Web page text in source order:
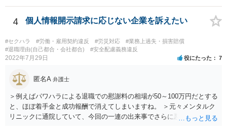
我に関しては労災保険からの給付や会社からの損害賠償が、過重労働
に関しては未払残業代の支払が受けられる可能性がある事案とお見受
けします。 請求が認められる可能性や採るべき手続を検討するには、
様々な事情のヒアリングや証拠資料の検討が必要になるため、今後の
方針の検討も含め、一度面談にて法律相談をされることをおすすめし
ます。
4 個人情報開示請求に応じない企業を訴えたい
#セクハラ #労働・雇用契約違反 #労災対応
#業務上過失・損害賠償
#退職理由(自己都合・会社都合)
#安全配慮義務違反
2022年7月29日 役にたった 7
匿名A 弁護士
＞例えばパワハラによる退職での慰謝料の相場が50～100万円だとする
と、ほぼ着手金と成功報酬で消えてしまいますね。 ＞元々メンタルク
リニックに通院していて、今回の一連の出来事でさらに悪化した事実